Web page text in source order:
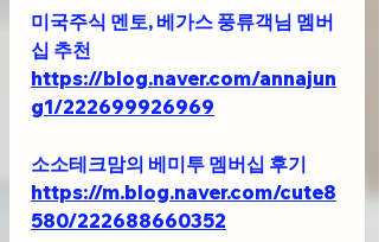
미국주식 멘토, 베가스 풍류객님 멤버
십 추천
https://blog.naver.com/annajun
g1/222699926969
소소테크맘의 베미투 멤버십 후기
https://m.blog.naver.com/cute8
580/222688660352